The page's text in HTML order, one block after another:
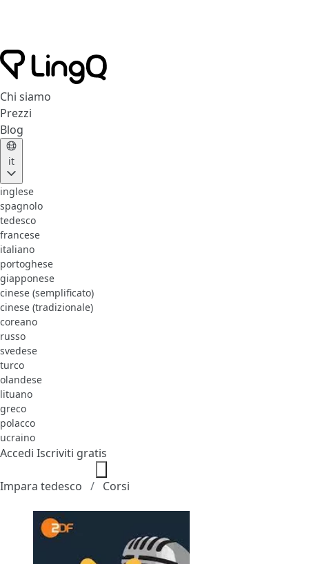
Chi siamo
Prezzi
Blog
it
inglese
spagnolo
tedesco
francese
italiano
portoghese
giapponese
cinese (semplificato)
cinese (tradizionale)
coreano
russo
svedese
turco
olandese
lituano
greco
polacco
ucraino
Accedi Iscriviti gratis
Impara tedesco Corsi